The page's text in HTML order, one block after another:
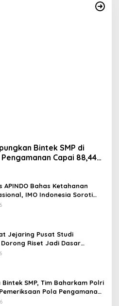
Bintek SMP di
Capai 88,44
APINDO Bahas Ketahanan
IMO Indonesia Soroti
Lintas Sektor
Jejaring Pusat Studi
Riset Jadi Dasar
Inovasi
SMP, Tim Baharkam Polri
Pola Pengamanan
Niaga Jabar